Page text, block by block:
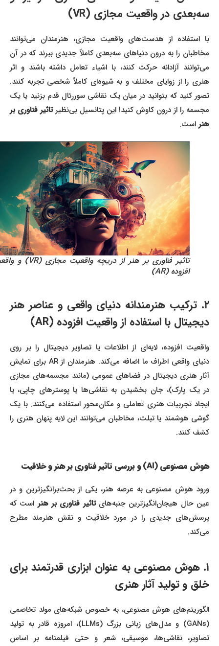
سه‌بعدی در واقعیت مجازی (VR)
با استفاده از هدست‌های واقعیت مجازی، هنرمندان می‌توانند
مخاطبان را به درون دنیاهای سه‌بعدی کاملاً جدیدی ببرند که در آن
می‌توانند آزادانه حرکت کنند، با اشیاء تعامل داشته باشند و اثر
هنری را از زوایای مختلف و به شیوه‌ای کاملاً شخصی تجربه کنند.
تصور کنید که بتوانید در میان یک نقاشی سوررئال قدم بزنید یا یک
مجسمه را از درون کاوش کنید! این پتانسیل بی‌نظیرتاثیر فناوری بر
هنراست.
تاثیر فناوری بر هنر از دریچه واقعیت مجازی (VR) و واقعیت
افزوده (AR)
۲. ترکیب هنرمندانه دنیای واقعی و عناصر هنر
دیجیتال با استفاده از واقعیت افزوده (AR)
واقعیت افزوده، لایه‌ای از اطلاعات یا تصاویر دیجیتال را بر روی
دنیای واقعی اطراف ما اضافه می‌کند. هنرمندان از AR برای نمایش
آثار هنری دیجیتال در فضاهای عمومی (مانند مجسمه‌های مجازی
در یک پارک)، جان بخشیدن به نقاشی‌ها یا پوسترهای چاپی، یا
ایجاد تجربیات هنری تعاملی و مکان‌محور استفاده می‌کنند. با یک
گوشی هوشمند یا تبلت، مخاطبان می‌توانند این لایه پنهان هنری را
کشف کنند.
هوش مصنوعی (AI) و بررسی تاثیر فناوری بر هنر و خلاقیت
ورود هوش مصنوعی به عرصه هنر، یکی از بحث‌برانگیزترین و در
عین حال هیجان‌انگیزترین جنبه‌هایتاثیر فناوری بر هنراست که
پرسش‌های جدیدی را در مورد خلاقیت و نقش هنرمند مطرح
می‌کند.
۱. هوش مصنوعی به عنوان ابزاری قدرتمند برای
خلق و تولید آثار هنری
الگوریتم‌های هوش مصنوعی، به خصوص شبکه‌های مولد تخاصمی
(GANs) و مدل‌های زبانی بزرگ (LLMs)، امروزه قادر به تولید
تصاویر، نقاشی‌ها، موسیقی، شعر و حتی فیلمنامه بر اساس